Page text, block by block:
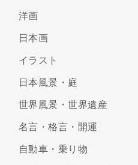
洋画
日本画
イラスト
日本風景・庭
世界風景・世界遺産
名言・格言・開運
自動車・乗り物